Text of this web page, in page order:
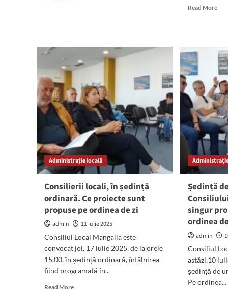
ședință:
Aprobarea
structurii
organizatorice
a
Spitalului
Municipal
Mangalia,
pe
ordinea
de
zi
Read MoreRead
ale
o
de
de
Administrație locală
Consilierii locali, în ședință
ordinară. Ce proiecte sunt
propuse pe ordinea de zi
admin
11 iulie 2025
Consiliul Local Mangalia este
convocat joi, 17 iulie 2025, de la orele
15.00, în ședință ordinară, întâlnirea
fiind programată în...
Read MoreRead
Ședință
singur
ordinea
admin
Consiliul
astăzi,10
ședință de
Pe ordinea...